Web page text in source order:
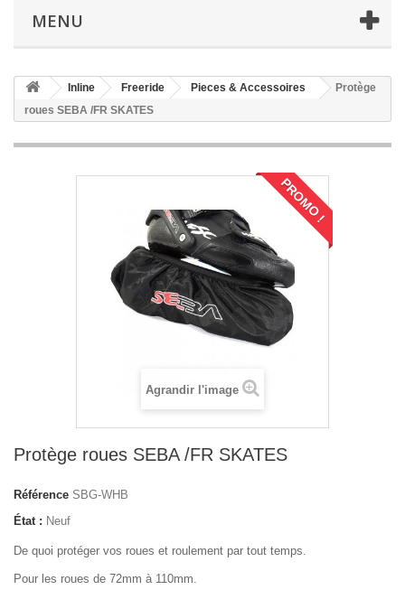
MENU
Inline Freeride Pieces & Accessoires
Protège
roues SEBA /FR SKATES
PROMO !
Agrandir l'image
Protège roues SEBA /FR SKATES
Référence SBG-WHB
État : Neuf
De quoi protéger vos roues et roulement par tout temps.
Pour les roues de 72mm à 110mm.